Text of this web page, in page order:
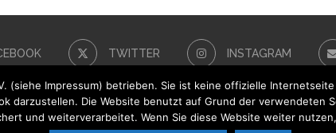
TWITTER INSTAGRAM
V.i.S.d.P.:Der Förderverein der FF Sülldorf-Iserbrook e.V.
(siehe Impressum) betrieben. Sie ist keine offizielle
darzustellen. Die Website benutzt auf Grund der verwendeten
und weiterverarbeitet. Wenn Sie diese Website weiter